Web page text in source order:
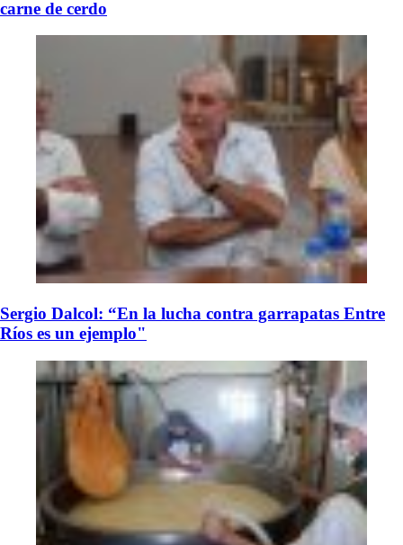
carne de cerdo
Sergio Dalcol: “En la lucha contra garrapatas Entre
Ríos es un ejemplo"